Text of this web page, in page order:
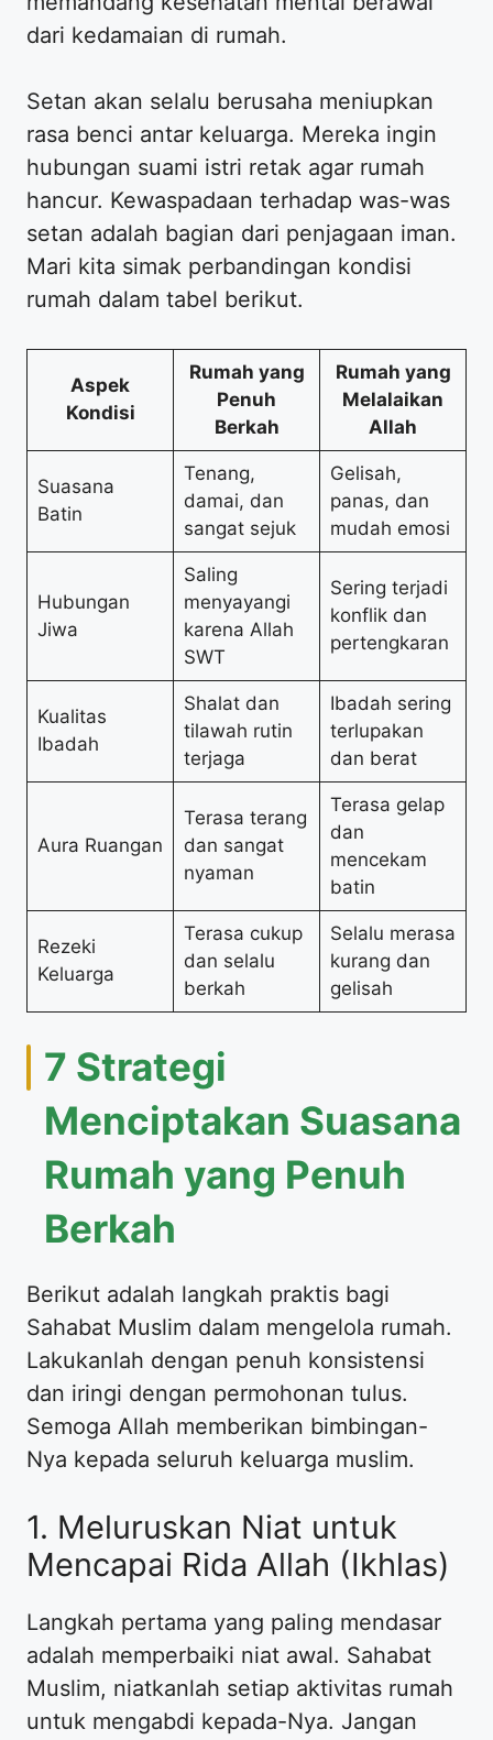
dari kedamaian di rumah.
Setan akan selalu berusaha meniupkan
rasa benci antar keluarga. Mereka ingin
hubungan suami istri retak agar rumah
hancur. Kewaspadaan terhadap was-was
setan adalah bagian dari penjagaan iman.
Mari kita simak perbandingan kondisi
rumah dalam tabel berikut.
Aspek
Kondisi
Rumah yang
Penuh
Berkah
Rumah yang
Melalaikan
Allah
Suasana
Batin
Tenang,
damai, dan
sangat sejuk
Gelisah,
panas, dan
mudah emosi
Hubungan
Jiwa
Saling
menyayangi
karena Allah
SWT
Sering terjadi
konflik dan
pertengkaran
Kualitas
Ibadah
Shalat dan
tilawah rutin
terjaga
Ibadah sering
terlupakan
dan berat
Aura Ruangan
Terasa terang
dan sangat
nyaman
Terasa gelap
dan
mencekam
batin
Rezeki
Keluarga
Terasa cukup
dan selalu
berkah
Selalu merasa
kurang dan
gelisah
7 Strategi
Menciptakan Suasana
Rumah yang Penuh
Berkah
Berikut adalah langkah praktis bagi
Sahabat Muslim dalam mengelola rumah.
Lakukanlah dengan penuh konsistensi
dan iringi dengan permohonan tulus.
Semoga Allah memberikan bimbingan-
Nya kepada seluruh keluarga muslim.
1. Meluruskan Niat untuk
Mencapai Rida Allah (Ikhlas)
Langkah pertama yang paling mendasar
adalah memperbaiki niat awal. Sahabat
Muslim, niatkanlah setiap aktivitas rumah
untuk mengabdi kepada-Nya. Jangan